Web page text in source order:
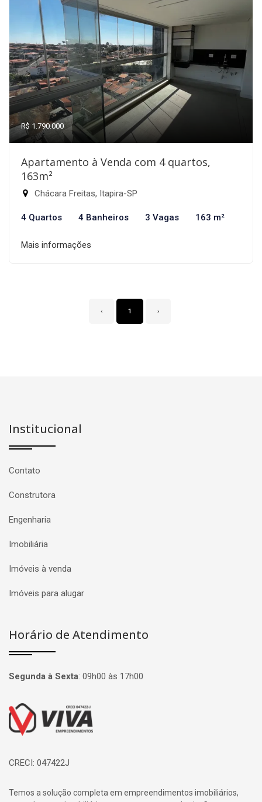
R$ 1.790.000
Apartamento à Venda com 4 quartos,
163m²
Chácara Freitas, Itapira-SP
4 Quartos 4 Banheiros 3 Vagas 163 m²
Mais informações
‹ 1 ›
Institucional
Contato
Construtora
Engenharia
Imobiliária
Imóveis à venda
Imóveis para alugar
Horário de Atendimento
Segunda à Sexta: 09h00 às 17h00
Página inicial
CRECI: 047422J
Temos a solução completa em empreendimentos imobiliários,